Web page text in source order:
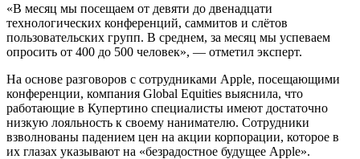
«В месяц мы посещаем от девяти до двенадцати
технологических конференций, саммитов и слётов
пользовательских групп. В среднем, за месяц мы успеваем
опросить от 400 до 500 человек», — отметил эксперт.
На основе разговоров с сотрудниками Apple, посещающими
конференции, компания Global Equities выяснила, что
работающие в Купертино специалисты имеют достаточно
низкую лояльность к своему нанимателю. Сотрудники
взволнованы падением цен на акции корпорации, которое в
их глазах указывают на «безрадостное будущее Apple».